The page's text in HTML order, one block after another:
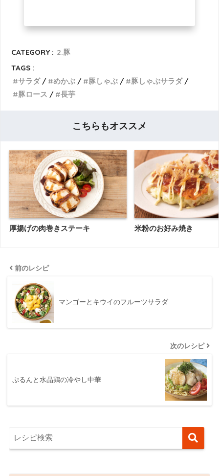
CATEGORY : 2.豚
TAGS :
サラダ
めかぶ 豚しゃぶ
豚しゃぶサラダ
豚ロース
長芋
こちらもオススメ
厚揚げの肉巻きステーキ 米粉のお好み焼き
前のレシピ
マンゴーとキウイのフルーツサラダ
次のレシピ
ぷるんと水晶鶏の冷やし中華